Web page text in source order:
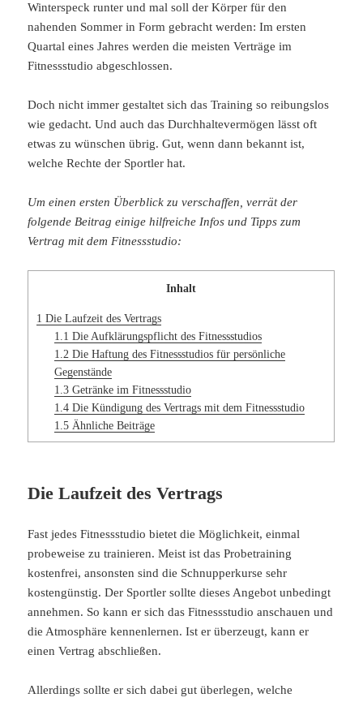
Winterspeck runter und mal soll der Körper für den
nahenden Sommer in Form gebracht werden: Im ersten
Quartal eines Jahres werden die meisten Verträge im
Fitnessstudio abgeschlossen.
Doch nicht immer gestaltet sich das Training so reibungslos
wie gedacht. Und auch das Durchhaltevermögen lässt oft
etwas zu wünschen übrig. Gut, wenn dann bekannt ist,
welche Rechte der Sportler hat.
Um einen ersten Überblick zu verschaffen, verrät der
folgende Beitrag einige hilfreiche Infos und Tipps zum
Vertrag mit dem Fitnessstudio:
Inhalt
1 Die Laufzeit des Vertrags
1.1 Die Aufklärungspflicht des Fitnessstudios
1.2 Die Haftung des Fitnessstudios für persönliche
Gegenstände
1.3Getränke im Fitnessstudio
1.4Die Kündigung des Vertrags mit dem Fitnessstudio
1.5Ähnliche Beiträge
Die Laufzeit des Vertrags
Fast jedes Fitnessstudio bietet die Möglichkeit, einmal
probeweise zu trainieren. Meist ist das Probetraining
kostenfrei, ansonsten sind die Schnupperkurse sehr
kostengünstig. Der Sportler sollte dieses Angebot unbedingt
annehmen. So kann er sich das Fitnessstudio anschauen und
die Atmosphäre kennenlernen. Ist er überzeugt, kann er
einen Vertrag abschließen.
Allerdings sollte er sich dabei gut überlegen, welche